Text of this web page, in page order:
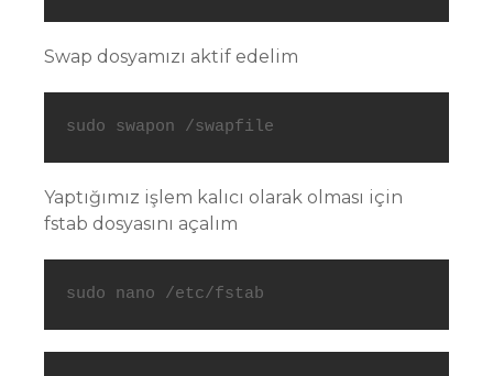
Swap dosyamızı aktif edelim
sudo swapon /swapfile
Yaptığımız işlem kalıcı olarak olması için
fstab dosyasını açalım
sudo nano /etc/fstab